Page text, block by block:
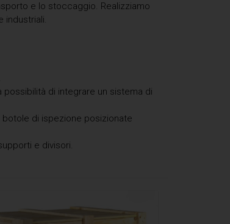
e lo stoccaggio. Realizziamo
industriali.
di integrare un sistema di
di ispezione posizionate
e divisori.